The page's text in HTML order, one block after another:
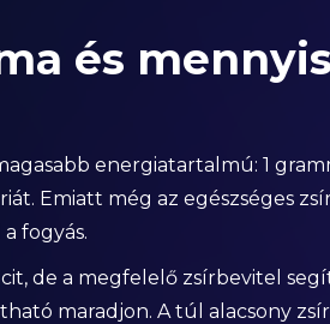
és
energiatartalmú: 1
Emiatt még az egészséges
fogyás.
de a megfelelő zsírbevitel
maradjon. A túl alacsony